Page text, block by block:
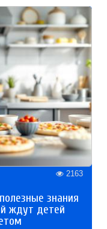
2163
знания
ждут детей